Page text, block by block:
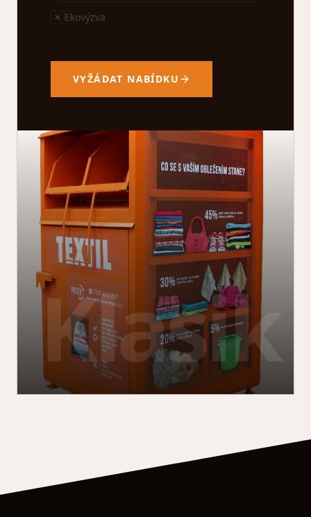
Ekovýzva
VYŽÁDAT NABÍDKU
Klasik